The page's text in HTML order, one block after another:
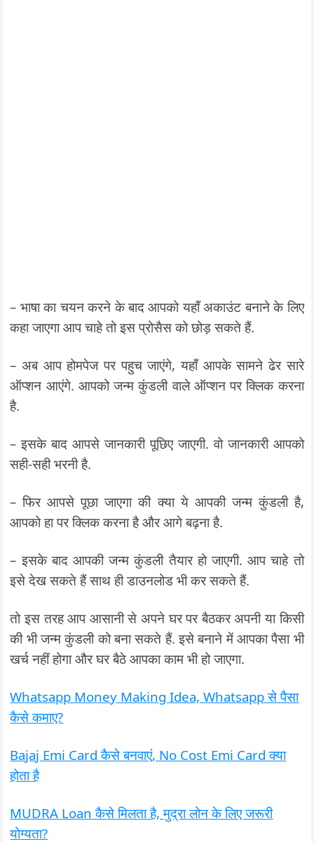
– भाषा का चयन करने के बाद आपको यहाँ अकाउंट बनाने के लिए
कहा जाएगा आप चाहे तो इस प्रोसैस को छोड़ सकते हैं.
– अब आप होमपेज पर पहुच जाएंगे, यहाँ आपके सामने ढेर सारे
ऑप्शन आएंगे. आपको जन्म कुंडली वाले ऑप्शन पर क्लिक करना
है.
– इसके बाद आपसे जानकारी पूछिए जाएगी. वो जानकारी आपको
सही-सही भरनी है.
– फिर आपसे पूछा जाएगा की क्या ये आपकी जन्म कुंडली है,
आपको हा पर क्लिक करना है और आगे बढ़ना है.
– इसके बाद आपकी जन्म कुंडली तैयार हो जाएगी. आप चाहे तो
इसे देख सकते हैं साथ ही डाउनलोड भी कर सकते हैं.
तो इस तरह आप आसानी से अपने घर पर बैठकर अपनी या किसी
की भी जन्म कुंडली को बना सकते हैं. इसे बनाने में आपका पैसा भी
खर्च नहीं होगा और घर बैठे आपका काम भी हो जाएगा.
Whatsapp Money Making Idea, Whatsapp से पैसा
कैसे कमाए?
Bajaj Emi Card कैसे बनवाएं, No Cost Emi Card क्या
होता है
MUDRA Loan कैसे मिलता है, मुद्रा लोन के लिए जरूरी
योग्यता?